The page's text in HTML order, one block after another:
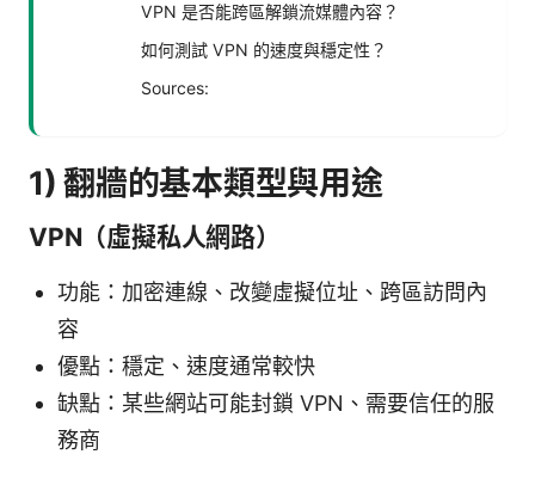
VPN 是否能跨區解鎖流媒體內容？
如何測試 VPN 的速度與穩定性？
Sources:
1) 翻牆的基本類型與用途
VPN（虛擬私人網路）
功能：加密連線、改變虛擬位址、跨區訪問內
容
優點：穩定、速度通常較快
缺點：某些網站可能封鎖 VPN、需要信任的服
務商